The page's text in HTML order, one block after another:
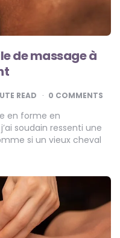
de massage à
READ 0 COMMENTS
en forme en
soudain ressenti une
si un vieux cheval